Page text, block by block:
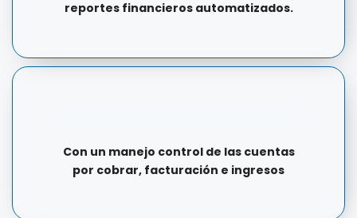
reportes financieros automatizados.
Con un manejo control de las cuentas
por cobrar, facturación e ingresos